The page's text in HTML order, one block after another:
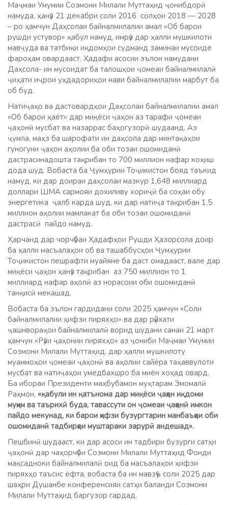
Маҷмаи Умумии Созмони Милали Муттаҳид ҷонибдорӣ
намуда, ҳанӯз 21 декабри соли 2016 солҳои 2018 — 2028
– ро ҳамчун Даҳсолаи байналмилалии амал «Об барои
рушди устувор» қабул намуд, имрӯз дар ҳалли мушкилоти
мавҷуда ва татбиқи иқдомҳои судманд заминаи мусоиде
фароҳам овардааст. Ҳадафи асосии эълон намудани
Даҳсола- ин мусоидат ба талошҳои ҷомеаи байналмилалӣ
ҷиҳати иҷрои уҳдадориҳои нави байналмилалии марбут ба
об буд.
Натиҷаҳо ва дастовардҳои Даҳсолаи байналмилалии амал
«Об барои ҳаёт» дар миқёси ҷаҳон аз тарафи ҷомеаи
ҷаҳонӣ мусбат ва назаррас баҳогузорӣ шудаанд. Аз
ҷумла, маҳз ба шарофати ин даҳсола дар минтақаҳои
гуногуни ҷаҳон аҳолии ба оби тозаи ошомиданӣ
дастрасинадошта тақрибан то 700 миллион нафар коҳиш
дода шуд. Вобаста ба Ҷумҳурии Тоҷикистон бояд таъкид
намуд, ки дар доираи даҳсолаи мазкур 1,648 миллиард
доллари ШМА сармояи дохиливу хориҷӣ ба соҳаи обу
энергетика ҷалб карда шуд, ки дар натиҷа тақрибан 1,5
миллион аҳолии мамлакат ба оби тозаи ошомиданӣ
дастрасӣ пайдо намуд.
Ҳарчанд дар чорчӯбаи Ҳадафҳои Рушди Ҳазорсола доир
ба ҳалли масъалаҳои об ва ташаббусҳои Ҷумҳурии
Тоҷикистон пешрафти муайяне ба даст омадааст, вале дар
миқёси ҷаҳон ҳанӯз тақрибан аз 750 миллион то 1
миллиард нафар аҳолӣ аз норасоии оби ошомиданӣ
танқисӣ мекашад.
Вобаста ба эълон гардидани соли 2025 ҳамчун «Соли
байналмилалии ҳифзи пиряхҳо» ва дар рӯйхати
ҷашнвораҳои байналмилалӣ ворид шудани санаи 21 март
ҳамчун «Рӯзи ҷаҳонии пиряхҳо» аз ҷониби Маҷмаи Умумии
Созмони Милали Муттаҳид, дар ҳалли мушкилоту
муаммоҳои ҷомеаи ҷаҳонӣ ва аҳолии сайёра таҳаввулоти
мусбат ва натиҷаҳои умедбахшро ба миён хоҳад овард.
Ба ибораи Президенти маҳбубамон муҳтарам Эмомалӣ
Раҳмон, «қабули ин қатънома дар миқёси ҷаҳон иқдоми
муҳим ва таърихӣ буда, тавассути он ҷомеаи ҷаҳонӣ имкон
пайдо мекунад, ки барои ҳифзи бузургтарин манбаъҳои оби
ошомиданӣ тадбирҳои муштараки зарурӣ андешад».
Пешбинӣ шудааст, ки дар асоси ин тадбири бузурги сатҳи
ҷаҳонӣ дар чаҳорчӯби Созмони Милали Муттаҳид Фонди
мақсадноки байналмилалӣ оид ба масъалаҳои ҳифзи
пиряхҳо таъсис ёфта, вобаста ба ин мавзӯъ соли 2025 дар
шаҳри Душанбе конференсияи сатҳи баланди Созмони
Милали Муттаҳид баргузор гардад.